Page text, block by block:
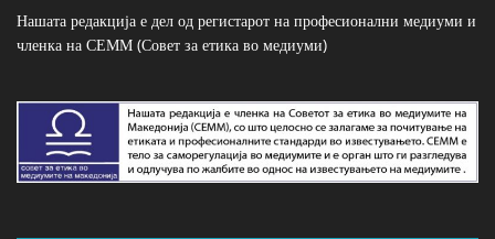
Нашата редакција е дел од регистарот на професионални медиуми и
членка на СЕММ (Совет за етика во медиуми)